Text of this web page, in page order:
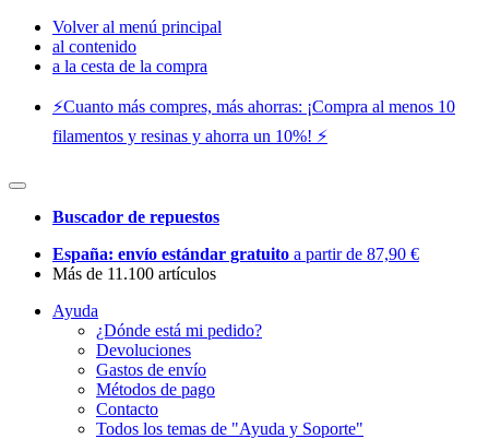
Volver al menú principal
al contenido
a la cesta de la compra
⚡️Cuanto más compres, más ahorras: ¡Compra al menos 10
filamentos y resinas y ahorra un 10%! ⚡️
Buscador de repuestos
España: envío estándar gratuito a partir de 87,90 €
Más de 11.100 artículos
Ayuda
¿Dónde está mi pedido?
Devoluciones
Gastos de envío
Métodos de pago
Contacto
Todos los temas de "Ayuda y Soporte"